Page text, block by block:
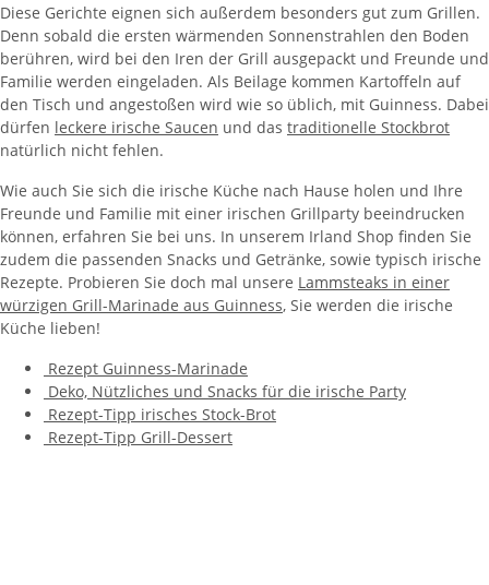
Diese Gerichte eignen sich außerdem besonders gut zum Grillen.
Denn sobald die ersten wärmenden Sonnenstrahlen den Boden
berühren, wird bei den Iren der Grill ausgepackt und Freunde und
Familie werden eingeladen. Als Beilage kommen Kartoffeln auf
den Tisch und angestoßen wird wie so üblich, mit Guinness. Dabei
dürfen leckere irische Saucen und das traditionelle Stockbrot
natürlich nicht fehlen.
Wie auch Sie sich die irische Küche nach Hause holen und Ihre
Freunde und Familie mit einer irischen Grillparty beeindrucken
können, erfahren Sie bei uns. In unserem Irland Shop finden Sie
zudem die passenden Snacks und Getränke, sowie typisch irische
Rezepte. Probieren Sie doch mal unsere Lammsteaks in einer
würzigen Grill-Marinade aus Guinness, Sie werden die irische
Küche lieben!
Rezept Guinness-Marinade
Deko, Nützliches und Snacks für die irische Party
Rezept-Tipp irisches Stock-Brot
Rezept-Tipp Grill-Dessert